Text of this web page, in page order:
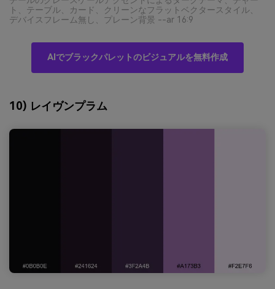
ト、テーブル、カード、クリーンなフラットベクタースタイル、
デバイスフレーム無し、プレーン背景 --ar 16:9
AIでブラックパレットのビジュアルを無料作成
10) レイヴンプラム